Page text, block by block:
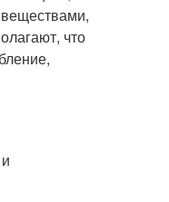
что